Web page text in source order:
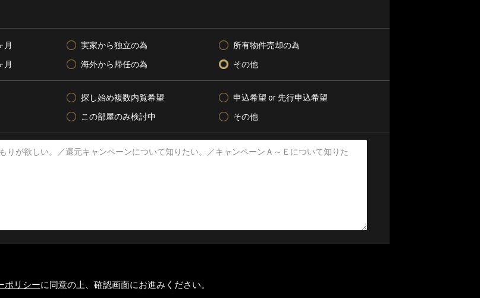
月 実家から独立の為
所有物件売却の為
月
海外から帰任の為 その他
探し始め複数内覧希望
申込希望 or 先行申込希望
この部屋のみ検討中 その他
ポリシーに同意の上、確認画面にお進みください。